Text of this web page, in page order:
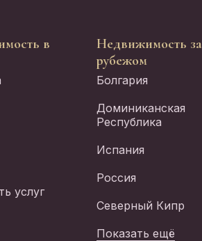
в
услуг
Недвижимость за
рубежом
Болгария
Доминиканская
Республика
Испания
Россия
Северный Кипр
Показать ещё